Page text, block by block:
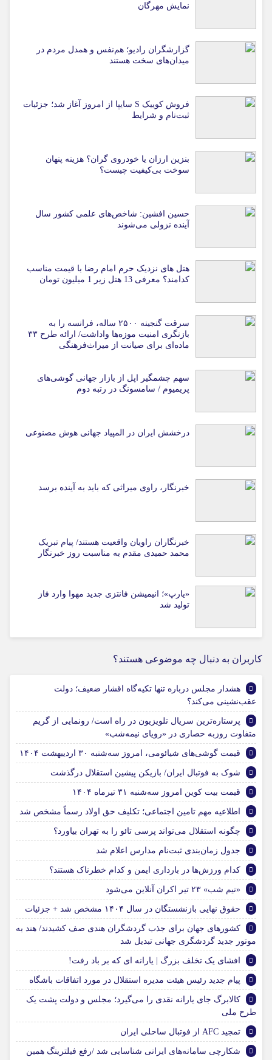
نمایش مهرگان
گزارشگران رادیو؛ هم‌نفس و همدل مردم در
میدان‌های سخت هستند
فروش کوییک S سایپا از امروز آغاز شد؛ جزئیات
ثبت‌نام و شرایط
بنزین ارزان یا خودروی گران؟ هزینه پنهان
سوخت بی‌کیفیت چیست؟
حسین افشین: شاخص‌های علمی کشور سال
آینده نزولی می‌شوند
هتل های نزدیک حرم امام رضا با قیمت مناسب
کدامند؟ معرفی 13 هتل زیر 1 میلیون تومان
سرقت گنجینه ۲۵۰۰ ساله، فرانسه را به
بازنگری امنیت موزه‌ها واداشت/ ارائه طرح ۳۳
ماده‌ای برای صیانت از میراث‌فرهنگی
سهم چشمگیر اپل از بازار جهانی گوشی‌های
پریمیوم / سامسونگ در رتبه دوم
درخشش ایران در المپیاد جهانی هوش مصنوعی
خبرنگار، راوی میراثی که باید به آینده برسد
خبرنگاران راویان واقعیت هستند/ پیام تبریک
محمد حمیدی مقدم به مناسبت روز خبرنگار
«یارپ»؛ انیمیشن فانتزی جدید مهوا وارد فاز
تولید شد
کاربران به دنبال چه موضوعی هستند؟
هشدار مجلس درباره تنها تکیه‌گاه اقشار ضعیف؛ دولت
عقب‌نشینی می‌کند؟
پرستاره‌ترین سریال تلویزیون در راه است/ رونمایی از گریم
متفاوت روزبه حصاری در «رویای نیمه‌شب»
قیمت گوشی‌های شیائومی، امروز سه‌شنبه ۳۰ اردیبهشت ۱۴۰۴
شوک به فوتبال ایران/ بازیکن پیشین استقلال درگذشت
قیمت بیت کوین امروز سه‌شنبه ۳۱ تیرماه ۱۴۰۴
اطلاعیه مهم تامین اجتماعی؛ تکلیف حق اولاد رسماً مشخص شد
چگونه استقلال می‌تواند پرسی تائو را به تهران بیاورد؟
جدول زمان‌بندی ثبت‌نام مدارس اعلام شد
کدام ورزش‌ها در بارداری ایمن و کدام خطرناک هستند؟
«نیم شب» ۲۳ تیر اکران آنلاین می‌شود
حقوق نهایی بازنشستگان در سال ۱۴۰۴ مشخص شد + جزئیات
کشورهای جهان برای جذب گردشگران هندی صف کشیدند/ هند به
موتور جدید گردشگری جهانی تبدیل شد
افشای یک تخلف بزرگ | یارانه ای که بر باد رفت!
پیام جدید رئیس هیئت مدیره استقلال در مورد اتفاقات باشگاه
کالابرگ جای یارانه نقدی را می‌گیرد؛ مجلس و دولت پشت یک
طرح ملی
تمجید AFC از فوتبال ساحلی ایران
شکارچی سامانه‌های ایرانی شناسایی شد /رفع فیلترینگ همین